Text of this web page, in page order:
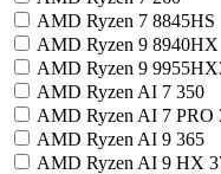
AMD Ryzen 7 8845HS
AMD Ryzen 9 8940HX
AMD Ryzen 9
AMD Ryzen AI 7 350
AMD Ryzen AI 7 PRO
AMD Ryzen AI 9 365
AMD Ryzen AI 9 HX